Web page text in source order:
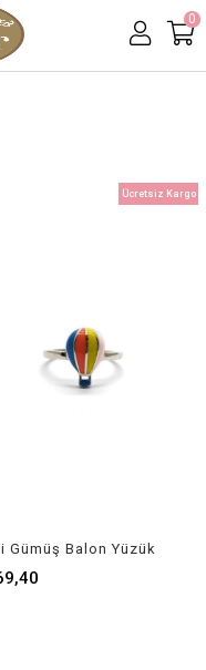
0
Gümüş Balon Yüzük
Ücretsiz Kargo